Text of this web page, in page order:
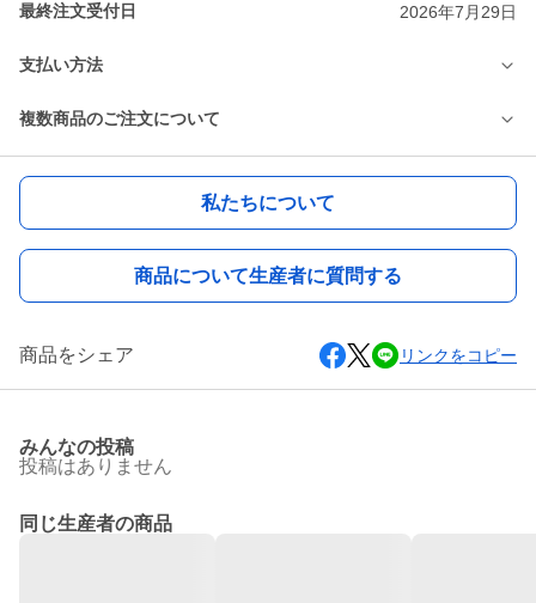
最終注文受付日 2026年7月29日
支払い方法
複数商品のご注文について
私たちについて
商品について生産者に質問する
商品をシェア リンクをコピー
みんなの投稿
投稿はありません
同じ生産者の商品